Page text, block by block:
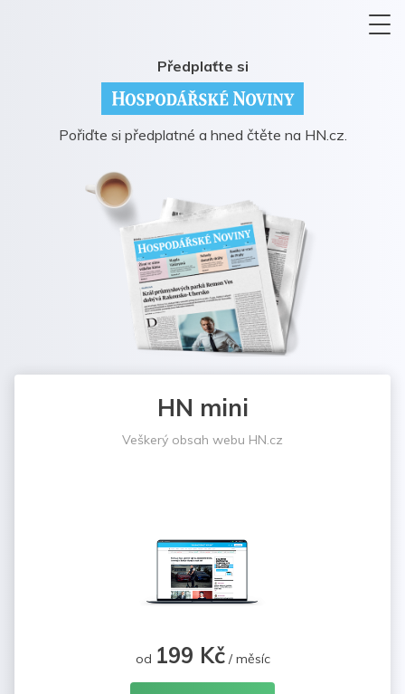
Předplaťte si
Pořiďte si předplatné a hned čtěte na HN.cz.
HN mini
Veškerý obsah webu HN.cz
od 199 Kč/ měsíc